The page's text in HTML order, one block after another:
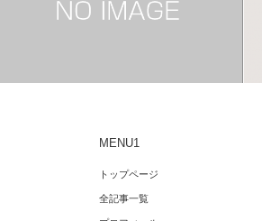
MENU1
トップページ
全記事一覧